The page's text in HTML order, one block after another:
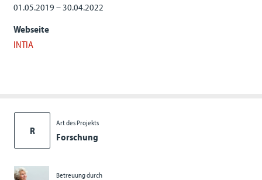
R
Art des Projekts
Forschung
Betreuung durch
01.05.2019 – 30.04.2022
Webseite
INTIA